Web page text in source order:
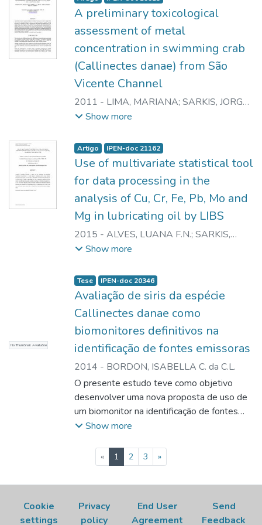
(August and December 2011). In order to
validate this model, a new sampling
campaign was performed in March 2013 at
the Santos Estuarine System and also at
Ilha Grande (state of Rio de Janeiro). These
data were added to the previous database
(composed of the August and December
2011 samples) and a discriminant analysis
environmental fingerprint for the Santos
Estuarine System.
A preliminary toxicological
assessment of metal
concentration in swimming crab
(Callinectes danae) from São
Vicente Channel
2011 - LIMA, MARIANA; SARKIS, JORGE
E.S.;BORDON, ISABELLA C.A.C.
MARCOS A.
Show more
Artigo IPEN-doc 21162
Use of multivariate statistical tool
for data processing in the
analysis of Cu, Cr, Fe, Pb, Mo and
Mg in lubricating oil by LIBS
2015 - ALVES, LUANA F.N.; SARKIS,
JORGE E.S.;BORDON, ISABELLA C.A.C.
Show more
No Thumbnail Available
Tese IPEN-doc 20346
Avaliação de siris da espécie
Callinectes danae como
biomonitores definitivos na
identificação de fontes emissoras
2014 - BORDON, ISABELLA C. da C.L.
O presente estudo teve como objetivo
desenvolver uma nova proposta de uso de
um biomonitor na identificação de fontes
emissoras de metais no meio ambiente. Foi
danae como biomonitor e o estuário de
Santos como área de estudo. Numa
primeira etapa e considerando que o siri é
avaliação preliminar do teor de metais no
Show more
« 1 (current)
2 3 »
Cookie
settings
Privacy
policy
End User
Agreement
Send
Feedback